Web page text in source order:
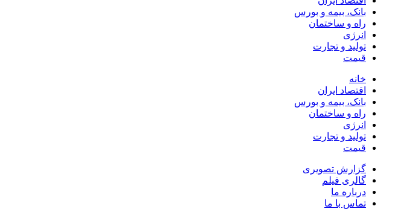
بانک، بیمه و بورس
راه و ساختمان
انرژی
تولید و تجارت
قیمت
خانه
اقتصاد ایران
بانک، بیمه و بورس
راه و ساختمان
انرژی
تولید و تجارت
قیمت
گزارش تصویری
گالری فیلم
درباره ما
تماس با ما